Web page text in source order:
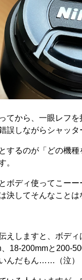
てから、一眼レフ
しながらシャッタ
するのが「どの機
。
ボディ使ってこー
決してそんなことは
えしますと、ボデ
18-200mmと200-
んだもん……（泣）